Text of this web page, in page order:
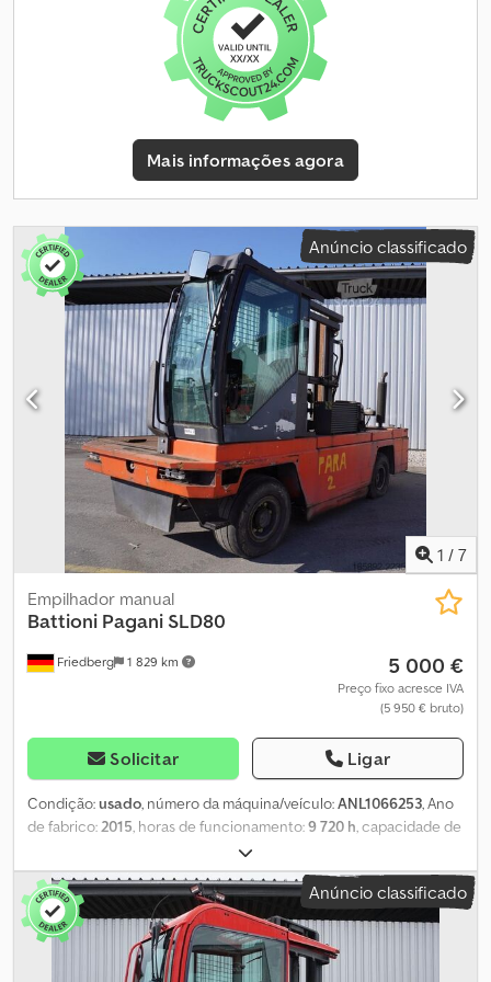
trabalho dianteiro - Sistema de iluminação com luzes de
presença e de circulação, luzes de travagem e piscas - Giroflex -
Alarme sonoro ao marcha-atrás - Largura da mesa: 1400 mm -
Engate de reboque: sem Cjdpfxjzmkddj Aqwjha - Espelhos
internos e externos - Rádio - Banco do condutor com suspensão
pneumática (revestimento em tecido) - Pedal único - Operação
por joystick - Largura útil 1100 mm - Altura da mesa 980 mm -
Prateleira para material redondo - LSP 0,7 Ref: ANL1066247
Mais informações agora
Anúncio classificado
1 / 7
Friedberg 1 829 km
Empilhador manual
Battioni Pagani SLD80
5 000 €
Preço fixo acresce IVA
(5 950 € bruto)
Solicitar Ligar
Condição:usado, número da máquina/veículo:ANL1066253, Ano
de fabrico:2015, horas de funcionamento:9 720 h, capacidade de
, altura de elevação:
1 700 mm, centro de carga:700 mm, tipo de mastro:duplex,
largura do suporte de garfos:1 450 mm, comprimento do garfo:
1 400 mm, dimensão do pneu dianteiro:355/65 R15, tamanho do
pneu traseiro:
355/65-15, peso em vazio:12 700 kg
, comprimento total:5 080 mm, largura total:
Anúncio classificado